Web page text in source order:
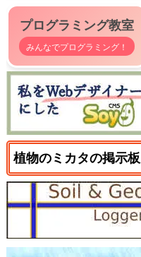
プログラミング教室
みんなでプログラミング！
植物のミカタの掲示板